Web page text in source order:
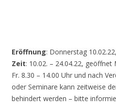
Eröffnung: Donnerstag
Zeit: 10.02. – 24.04.22, geöffnet
Fr. 8.30 – 14.00 Uhr und nach
oder Seminare kann zeitweise
behindert werden – bitte